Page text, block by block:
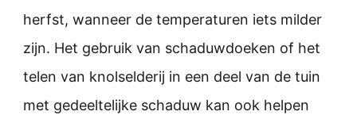
herfst, wanneer de temperaturen iets milder
zijn. Het gebruik van schaduwdoeken of het
telen van knolselderij in een deel van de tuin
met gedeeltelijke schaduw kan ook helpen